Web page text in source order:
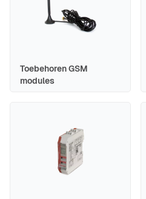
Toebehoren GSM
modules